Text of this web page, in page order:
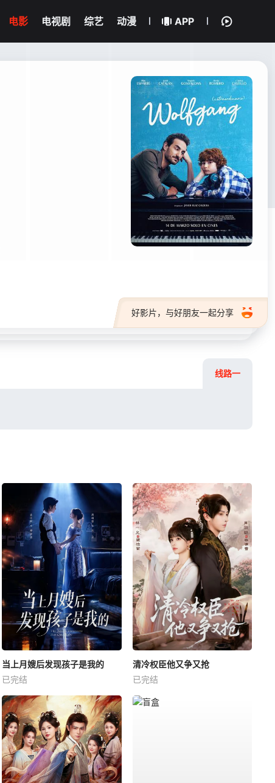
电影 电视剧 综艺 动漫 APP
好影片，与好朋友一起分享
线路一
当上月嫂后发现孩子是我的
已完结
清冷权臣他又争又抢
已完结